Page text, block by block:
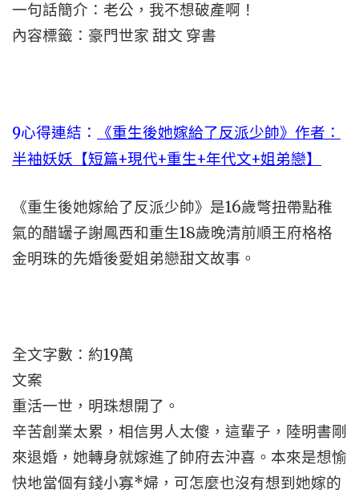
一句話簡介：老公，我不想破產啊！
內容標籤：豪門世家 甜文 穿書
9心得連結：
《重生後她嫁給了反派少帥》作者：
半袖妖妖【短篇+現代+重生+年代文+姐弟戀】
《重生後她嫁給了反派少帥》是16歲彆扭帶點稚
氣的醋罎子謝鳳西和重生18歲晚清前順王府格格
金明珠的先婚後愛姐弟戀甜文故事。
全文字數：約19萬
文案
重活一世，明珠想開了。
辛苦創業太累，相信男人太傻，這輩子，陸明書剛
來退婚，她轉身就嫁進了帥府去沖喜。本來是想愉
快地當個有錢小寡*婦，可怎麼也沒有想到她嫁的